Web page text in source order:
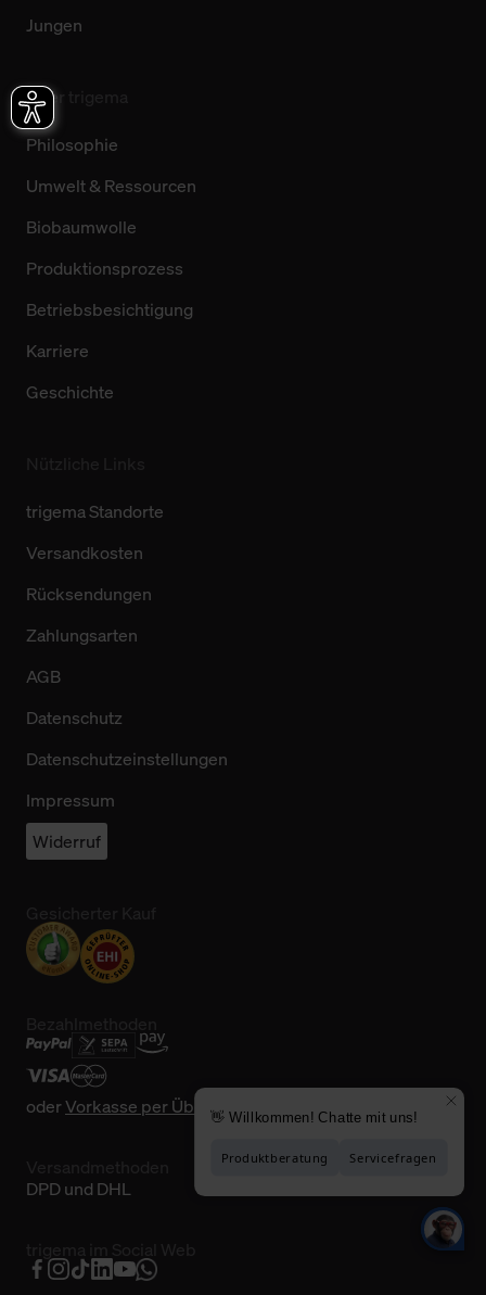
Jungen
Über trigema
Philosophie
Umwelt & Ressourcen
Biobaumwolle
Produktionsprozess
Betriebsbesichtigung
Karriere
Geschichte
trigema Standorte
Versandkosten
Rücksendungen
Zahlungsarten
AGB
Datenschutz
Datenschutzeinstellungen
Impressum
Widerruf
oderVorkasse per Überweisung
DPD und DHL